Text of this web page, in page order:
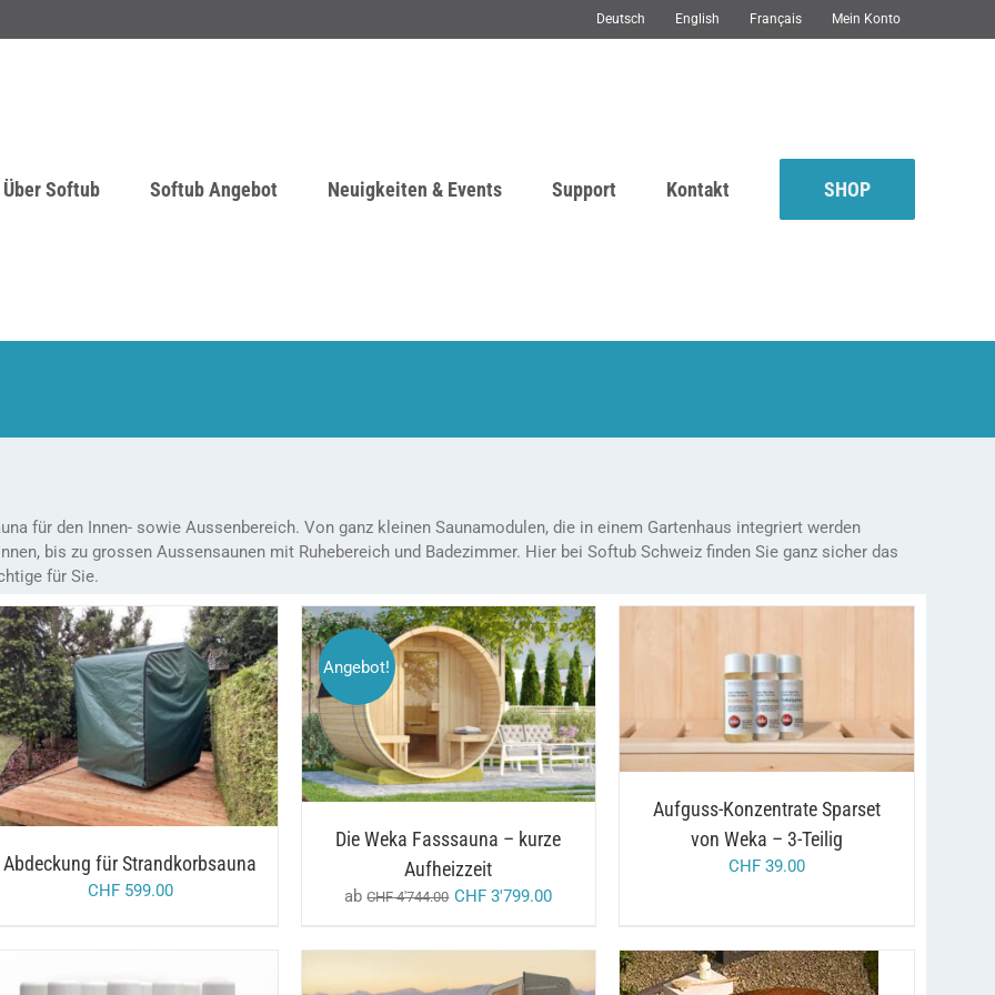
Deutsch English Français Mein Konto
Über Softub Softub Angebot Neuigkeiten & Events Support Kontakt SHOP
für den Innen- sowie Aussenbereich. Von ganz kleinen Saunamodulen, die in einem Gartenhaus integriert werden
bis zu grossen Aussensaunen mit Ruhebereich und Badezimmer. Hier bei Softub Schweiz finden Sie ganz sicher das
für Sie.
IN DEN WARENKORB / DETAILS
Abdeckung für Strandkorbsauna
CHF599.00
Angebot!
AUSFÜHRUNG WÄHLEN DIESES
PRODUKT
WEIST
MEHRERE
VARIANTEN
AUF.
OPTIONEN
DER
WERDEN
/
DETAILS
Die Weka Fasssauna – kurze
Aufheizzeit
abCHF4'744.00 CHF 3'799.00
IN DEN WARENKORB
Aufguss-Konzentrate Sparset
von Weka – 3-Teilig
CHF 39.00